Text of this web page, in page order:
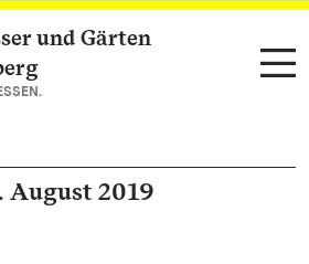
und Gärten
August 2019